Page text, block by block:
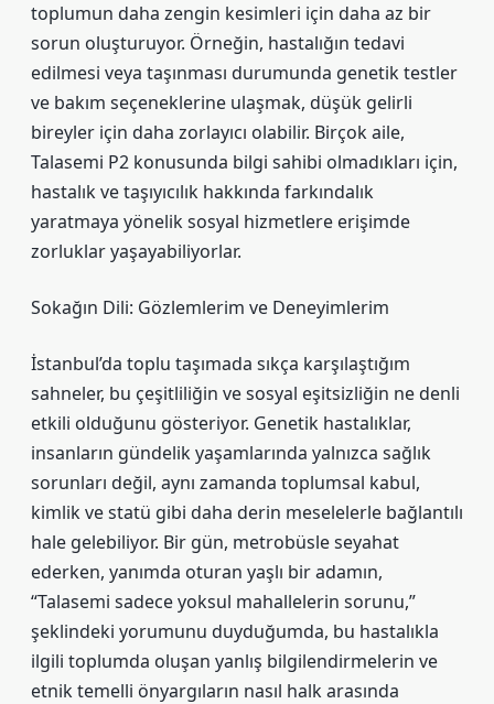
toplumun daha zengin kesimleri için daha az bir
sorun oluşturuyor. Örneğin, hastalığın tedavi
edilmesi veya taşınması durumunda genetik testler
ve bakım seçeneklerine ulaşmak, düşük gelirli
bireyler için daha zorlayıcı olabilir. Birçok aile,
Talasemi P2 konusunda bilgi sahibi olmadıkları için,
hastalık ve taşıyıcılık hakkında farkındalık
yaratmaya yönelik sosyal hizmetlere erişimde
zorluklar yaşayabiliyorlar.
Sokağın Dili: Gözlemlerim ve Deneyimlerim
İstanbul’da toplu taşımada sıkça karşılaştığım
sahneler, bu çeşitliliğin ve sosyal eşitsizliğin ne denli
etkili olduğunu gösteriyor. Genetik hastalıklar,
insanların gündelik yaşamlarında yalnızca sağlık
sorunları değil, aynı zamanda toplumsal kabul,
kimlik ve statü gibi daha derin meselelerle bağlantılı
hale gelebiliyor. Bir gün, metrobüsle seyahat
ederken, yanımda oturan yaşlı bir adamın,
“Talasemi sadece yoksul mahallelerin sorunu,”
şeklindeki yorumunu duyduğumda, bu hastalıkla
ilgili toplumda oluşan yanlış bilgilendirmelerin ve
etnik temelli önyargıların nasıl halk arasında